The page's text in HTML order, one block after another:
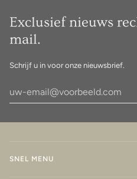
Exclusief nieuws
mail.
Schrijf u in voor onze nieuwsbrief.
SNEL MENU